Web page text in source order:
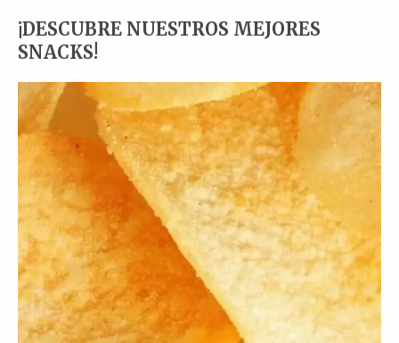
¡DESCUBRE NUESTROS MEJORES
SNACKS!